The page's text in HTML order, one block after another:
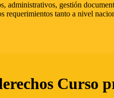
administrativos, gestión
requerimientos tanto a nivel
Curso